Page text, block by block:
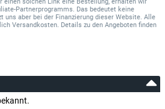
Partnerprogramms. Das bedeutet keine
uns aber bei der Finanzierung dieser Website. Alle
Versandkosten. Details zu den Angeboten finden